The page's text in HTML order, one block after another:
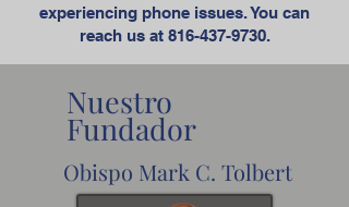
experiencing phone issues. You can
reach us at 816-437-9730.
Nuestro
Fundador
Obispo Mark C. Tolbert